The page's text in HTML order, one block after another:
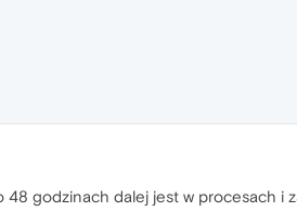
godzinach dalej jest w procesach i